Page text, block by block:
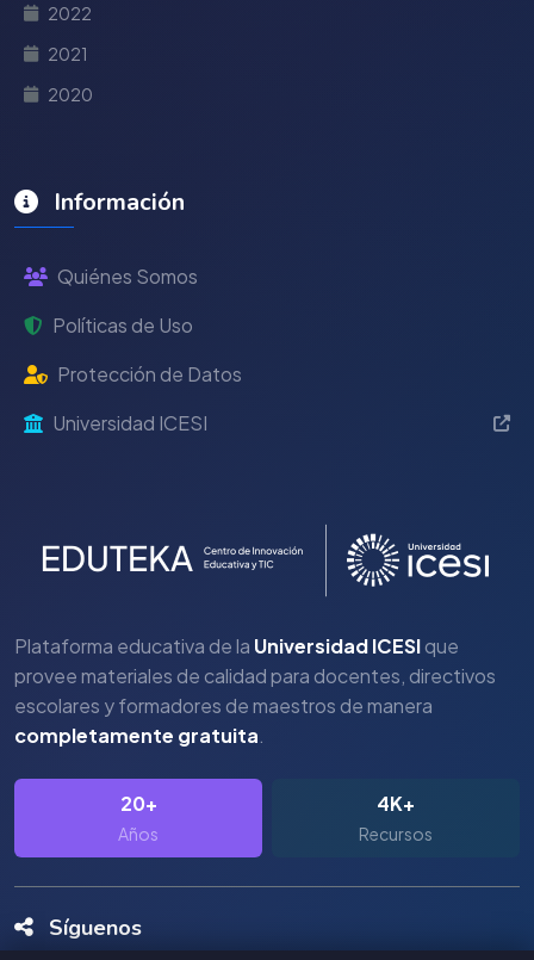
2022
2021
2020
Información
Quiénes Somos
Políticas de Uso
Protección de Datos
Universidad ICESI
Plataforma educativa de la Universidad ICESIque
provee materiales de calidad para docentes, directivos
escolares y formadores de maestros de manera
completamente gratuita.
20+
Años
4K+
Recursos
Síguenos